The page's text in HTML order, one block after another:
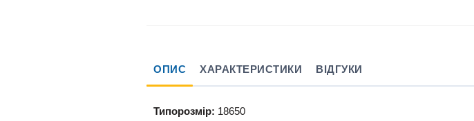
ОПИС ХАРАКТЕРИСТИКИ ВІДГУКИ
Типорозмір: 18650